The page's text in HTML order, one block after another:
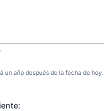
un año después de la fecha de hoy.